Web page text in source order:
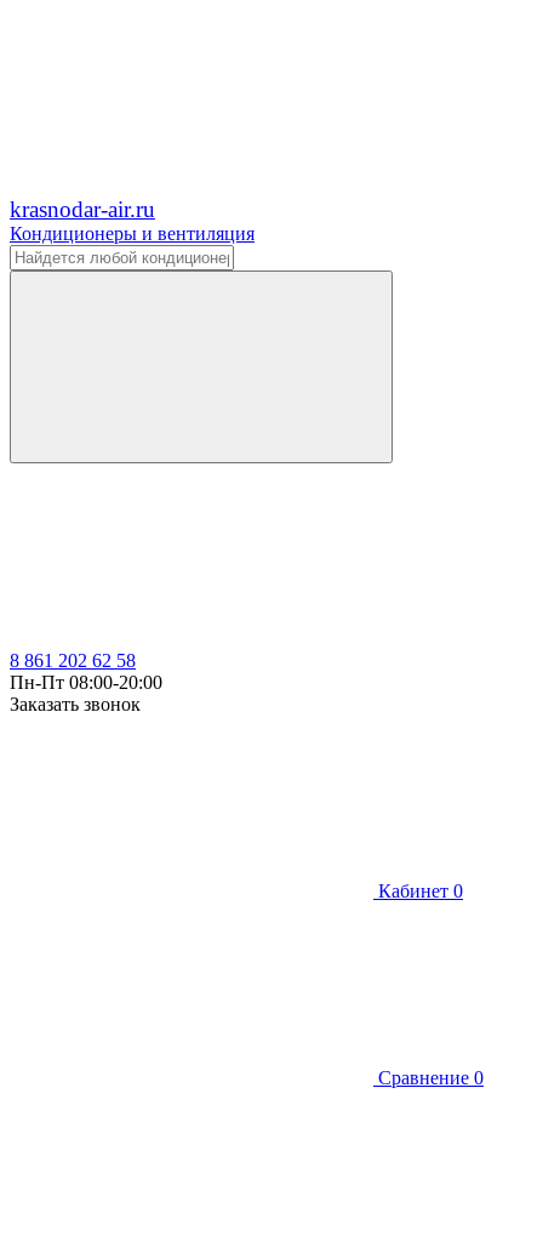
krasnodar-air.ru
Кондиционеры и вентиляция
8 861 202 62 58
Пн-Пт 08:00-20:00
Заказать звонок
Кабинет 0
Сравнение 0